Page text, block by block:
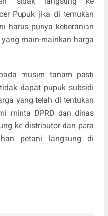
Pupuk jika di temukan
harus punya keberanian
main-mainkan harga
musim tanam pasti
dapat pupuk subsidi
yang telah di tentukan
minta DPRD dan dinas
ke distributor dan para
petani langsung di